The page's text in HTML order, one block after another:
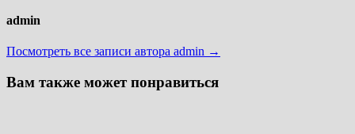
admin
Посмотреть все записи автора admin →
Вам также может понравиться